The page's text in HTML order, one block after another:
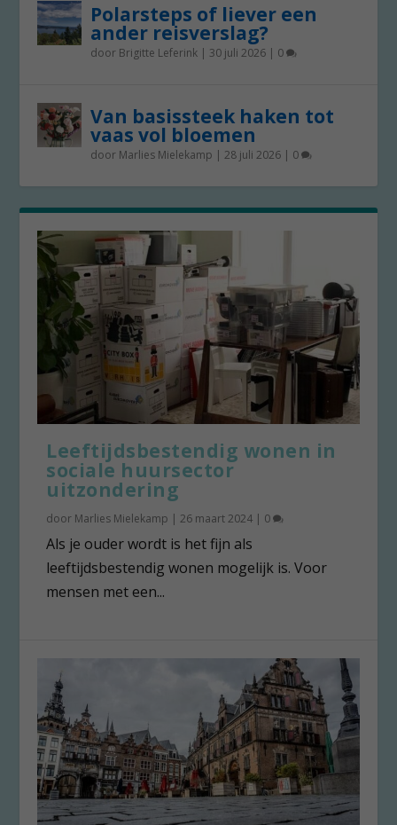
Polarsteps of liever een
ander reisverslag?
door Brigitte Leferink | 30 juli 2026 | 0
Van basissteek haken tot
vaas vol bloemen
door Marlies Mielekamp |28 juli 2026 | 0
Leeftijdsbestendig wonen in
sociale huursector
uitzondering
door Marlies Mielekamp |26 maart 2024 | 0
Als je ouder wordt is het fijn als
leeftijdsbestendig wonen mogelijk is. Voor
mensen met een...